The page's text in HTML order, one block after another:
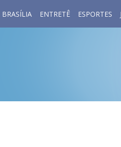
BRASÍLIA ENTRETÊ ESPORTES